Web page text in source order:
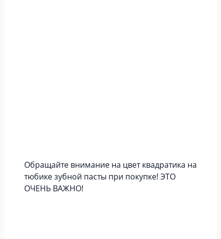
Обращайте внимание на цвет квадратика на
тюбике зубной пасты при покупке! ЭТО
ОЧЕНЬ ВАЖНО!